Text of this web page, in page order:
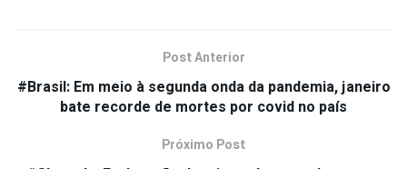
Post Anterior
#Brasil: Em meio à segunda onda da pandemia, janeiro
bate recorde de mortes por covid no país
Próximo Post